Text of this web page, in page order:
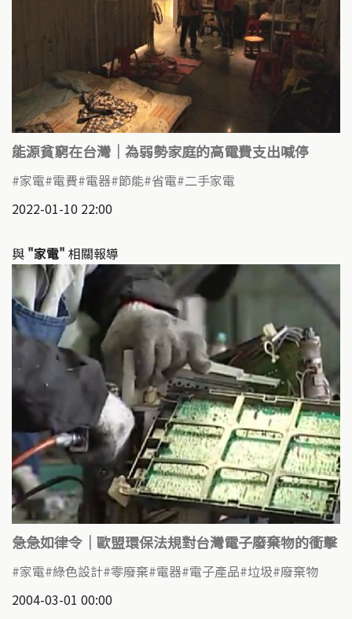
能源貧窮在台灣│為弱勢家庭的高電費支出喊停
家電 電費 電器 節能 省電 二手家電
2022-01-10 22:00
與 "家電" 相關報導
急急如律令｜歐盟環保法規對台灣電子廢棄物的衝擊
家電 綠色設計 零廢棄 電器 電子產品 垃圾 廢棄物
2004-03-01 00:00